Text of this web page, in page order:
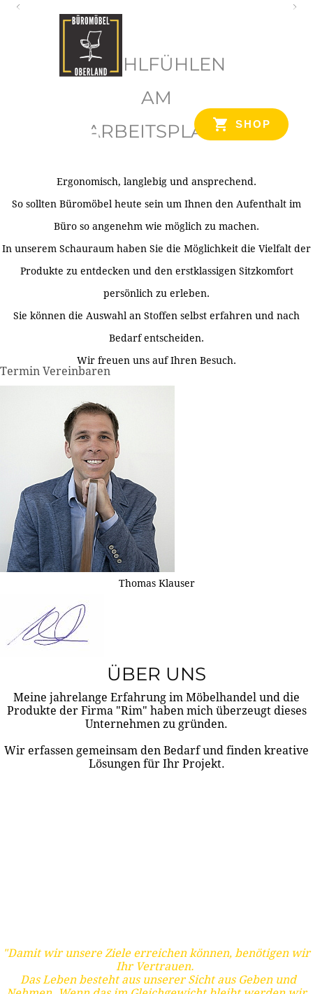
SHOP
WOHLFÜHLEN
AM
ARBEITSPLATZ
Ergonomisch, langlebig und ansprechend.
So sollten Büromöbel heute sein um Ihnen den Aufenthalt im
Büro so angenehm wie möglich zu machen.
In unserem Schauraum haben Sie die Möglichkeit die Vielfalt der
Produkte zu entdecken und den erstklassigen Sitzkomfort
persönlich zu erleben.
Sie können die Auswahl an Stoffen selbst erfahren und nach
Bedarf entscheiden.
Wir freuen uns auf Ihren Besuch.
Termin Vereinbaren
Thomas Klauser
ÜBER UNS
Meine jahrelange Erfahrung im Möbelhandel und die
Produkte der Firma "Rim" haben mich überzeugt dieses
Unternehmen zu gründen.
Wir erfassen gemeinsam den Bedarf und finden kreative
Lösungen für Ihr Projekt.
"Damit wir unsere Ziele erreichen können, benötigen wir
Ihr Vertrauen.
Das Leben besteht aus unserer Sicht aus Geben und